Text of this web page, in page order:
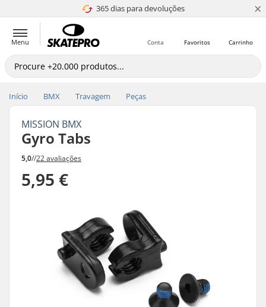
365 dias para devoluções
4.8 de 5 ×
Menu Carrinho
Favoritos
Conta
Início BMX Travagem Peças
MISSION BMX
Gyro Tabs
5,0//22 avaliações
5,95 €